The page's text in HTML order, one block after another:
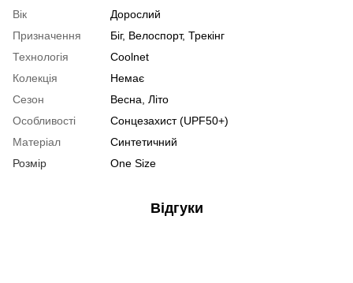
Вік
Дорослий
Призначення
Біг, Велоспорт, Трекінг
Технологія
Coolnet
Колекція
Немає
Сезон
Весна, Літо
Особливості
Сонцезахист (UPF50+)
Матеріал
Синтетичний
Розмір
One Size
Відгуки